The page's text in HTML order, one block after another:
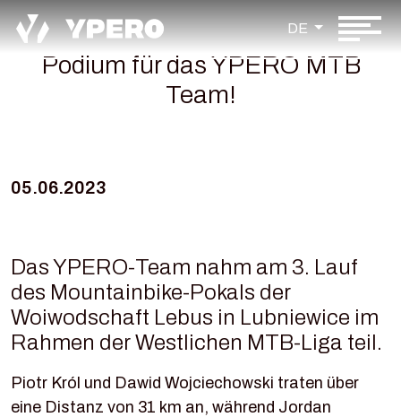
DE
Podium für das YPERO MTB
Team!
05.06.2023
Das YPERO-Team nahm am 3. Lauf
des Mountainbike-Pokals der
Woiwodschaft Lebus in Lubniewice im
Rahmen der Westlichen MTB-Liga teil.
Piotr Król und Dawid Wojciechowski traten über
eine Distanz von 31 km an, während Jordan